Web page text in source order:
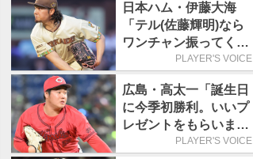
に来場
日本ハム・伊藤大海
「テル(佐藤輝明)なら
ワンチャン振ってくれ
るかなと思って超スロ
た」／魔球
PLAYER'S VOICE
広島・高太一「誕生日
に今季初勝利。いいプ
レゼントをもらいまし
た」／バースデー星
PLAYER'S VOICE